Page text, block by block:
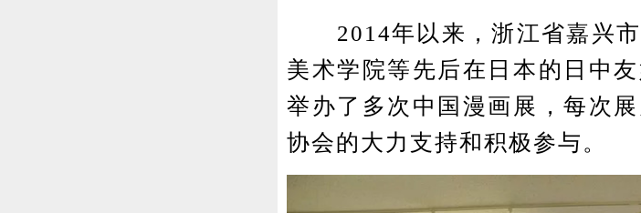
2014年以来，浙江省嘉兴市
美术学院等先后在日本的日中
举办了多次中国漫画展，每次
协会的大力支持和积极参与。